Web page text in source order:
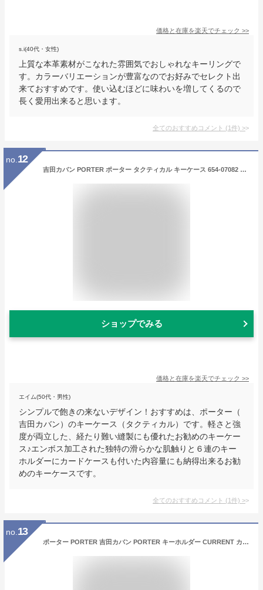
価格と在庫を楽天でチェック >>
s.i(40代・女性)
上質な本革素材がこなれた雰囲気でおしゃれなキーリングで
す。カラーバリエーションが豊富なのでお好みでセレクト出
来ておすすめです。使い込むほどに味わいを増してくるので
長く愛用出来ると思います。
全てのおすすめコメント (1件) >
no. 12
吉田カバン PORTER ポーター タクティカル キーケース 654-07082 TACTICAL( poter メンズ 小物入れ ブランド おしゃれ パスケース キーホルダー 誕生日プレゼント カードケース プレゼント 男性 icカード 定期入れ 小物 鍵 定期券入れ カード入れ キーポーチ )
ショップでみる
価格と在庫を楽天でチェック >>
エイム(50代・男性)
シンプルで飽きの来ないデザイン！おすすめは、ポーター（
吉田カバン）のキーケース（タクティカル）です。軽さと強
度が両立した、経たり難い縫製にも優れたお勧めのキーケー
ス♪エンボス加工された独特の滑らかな肌触りと６連のキー
ホルダーにカードケースも付いた内容量にも納得出来るお勧
めのキーケースです。
全てのおすすめコメント (1件) >
no. 13
ポーター PORTER 吉田カバン PORTER キーホルダー CURRENT カレント 052-02217 1.ブラック